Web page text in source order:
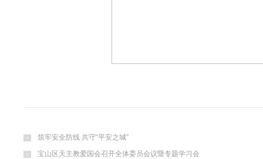
筑牢安全防线 共守“平安之城”
宝山区天主教爱国会召开全体委员会议暨专题学习会